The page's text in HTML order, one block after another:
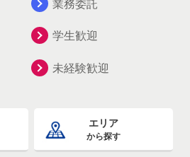
業務委託
学生歓迎
未経験歓迎
エリア
から探す